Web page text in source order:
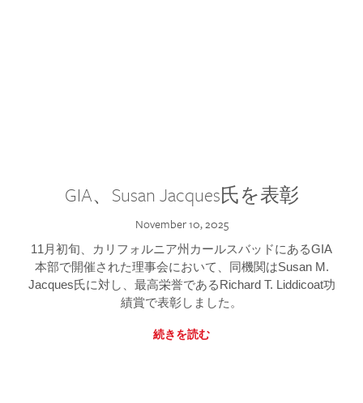
GIA、Susan Jacques氏を表彰
November 10, 2025
11月初旬、カリフォルニア州カールスバッドにあるGIA
本部で開催された理事会において、同機関はSusan M.
Jacques氏に対し、最高栄誉であるRichard T. Liddicoat功
績賞で表彰しました。
続きを読む